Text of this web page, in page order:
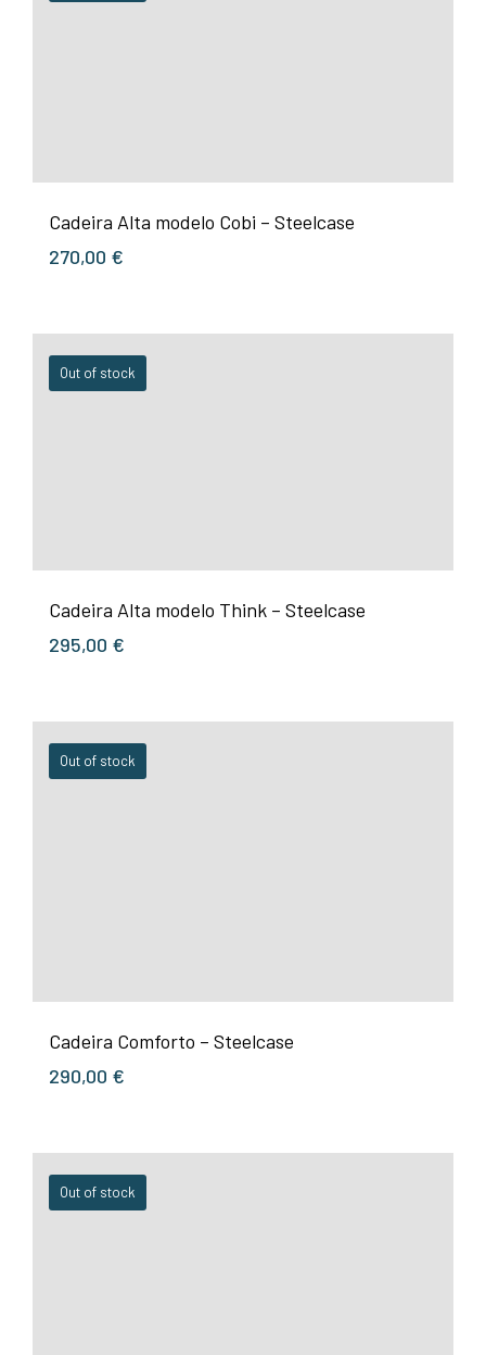
Cadeira Alta modelo Cobi – Steelcase
270,00 €
Out of stock
Cadeira Alta modelo Think – Steelcase
295,00 €
Out of stock
Cadeira Comforto – Steelcase
290,00 €
Out of stock